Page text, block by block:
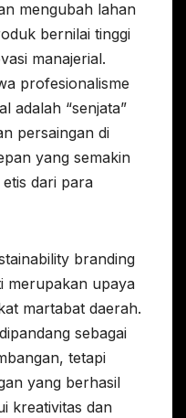
mengubah lahan
bernilai tinggi
manajerial.
profesionalisme
adalah “senjata”
persaingan di
yang semakin
dari para
branding
merupakan upaya
martabat daerah.
sebagai
tetapi
yang berhasil
kreativitas dan